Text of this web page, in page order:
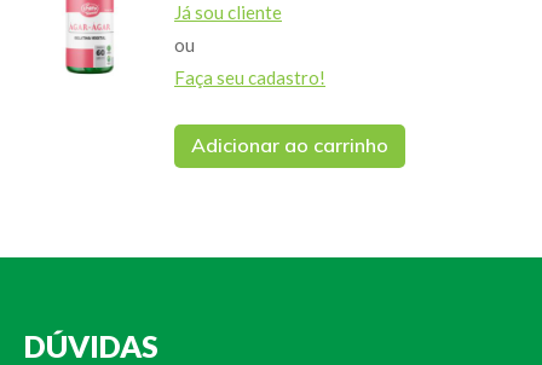
Já sou cliente
ou
Faça seu cadastro!
Adicionar ao carrinho
DÚVIDAS